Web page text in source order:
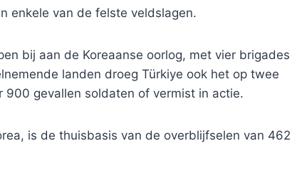
enkele van de felste veldslagen.
bij aan de Koreaanse oorlog, met vier brigades
landen droeg Türkiye ook het op twee
gevallen soldaten of vermist in actie.
is de thuisbasis van de overblijfselen van 462